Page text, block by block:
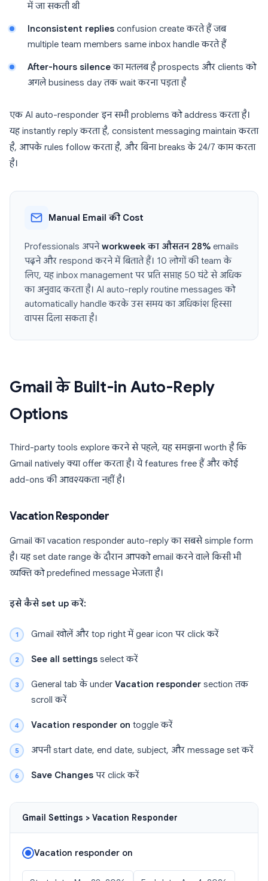
में जा सकती थी
Inconsistent replies confusion create करते हैं जब
multiple team members same inbox handle करते हैं
After-hours silenceका मतलब है prospects और clients को
अगले business day तक wait करना पड़ता है
एक AI auto-responder इन सभी problems को address करता है।
यह instantly reply करता है, consistent messaging maintain करता
है, आपके rules follow करता है, और बिना breaks के 24/7 काम करता
है।
Manual Email की Cost
Professionals अपनेworkweek का औसतन 28% emails
पढ़ने और respond करने में बिताते हैं। 10 लोगों की team के
लिए, यह inbox management पर प्रति सप्ताह 50 घंटे से अधिक
का अनुवाद करता है। AI auto-reply routine messages को
automatically handle करके उस समय का अधिकांश हिस्सा
वापस दिला सकता है।
Gmail के Built-in Auto-Reply
Options
Third-party tools explore करने से पहले, यह समझना worth है कि
Gmail natively क्या offer करता है। ये features free हैं और कोई
add-ons की आवश्यकता नहीं है।
Vacation Responder
Gmail का vacation responder auto-reply का सबसे simple form
है। यह set date range के दौरान आपको email करने वाले किसी भी
व्यक्ति को predefined message भेजता है।
इसे कैसे set up करें:
Gmail खोलें और top right में gear icon पर click करें
See all settings select करें
General tab के under Vacation responder section तक
scroll करें
Vacation responder on toggle करें
अपनी start date, end date, subject, और message set करें
Save Changes पर click करें
Gmail Settings > Vacation Responder
Vacation responder on